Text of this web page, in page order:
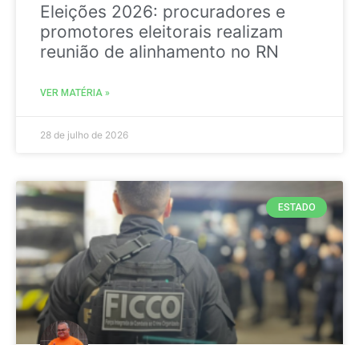
Eleições 2026: procuradores e
promotores eleitorais realizam
reunião de alinhamento no RN
VER MATÉRIA »
28 de julho de 2026
ESTADO